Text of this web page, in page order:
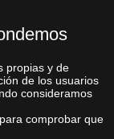
propias y de
de los usuarios
consideramos
para comprobar que